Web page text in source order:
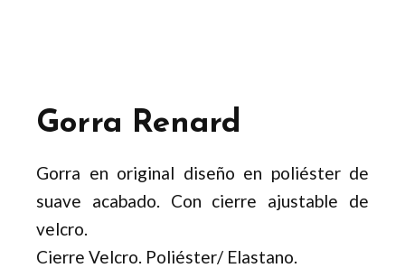
Gorra Renard
Gorra en original diseño en poliéster de
suave acabado. Con cierre ajustable de
velcro.
Cierre Velcro. Poliéster/ Elastano.